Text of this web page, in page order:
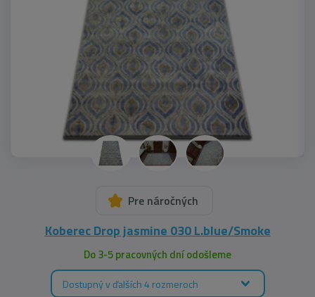
Pre náročných
Koberec Drop jasmine 030 L.blue/Smoke
Do 3-5 pracovných dní odošleme
Dostupný v ďalších 4 rozmeroch